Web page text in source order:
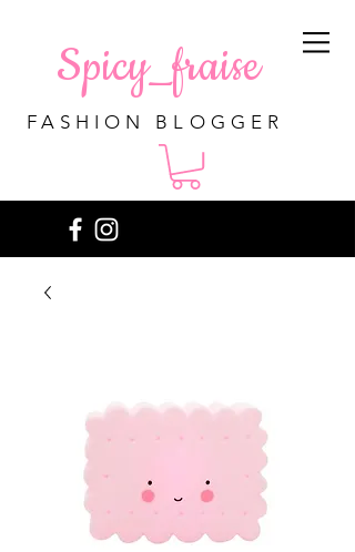
Spicy_fraise
FASHION BLOGGER